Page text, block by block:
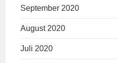
September 2020
August 2020
Juli 2020